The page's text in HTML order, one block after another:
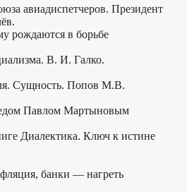
авиадиспетчеров. Президент
рождаются в борьбе
В. И. Галко.
Сущность. Попов М.В.
Павлом Мартыновым
Диалектика. Ключ к истине
банки — нагреть